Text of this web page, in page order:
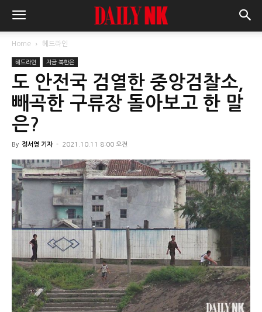
Home 헤드라인
헤드라인 지금 북한은
도 안전국 검열한 중앙검찰소,
빼곡한 구류장 돌아보고 한 말
은?
By 정서영 기자 - 2021.10.11 8:00 오전